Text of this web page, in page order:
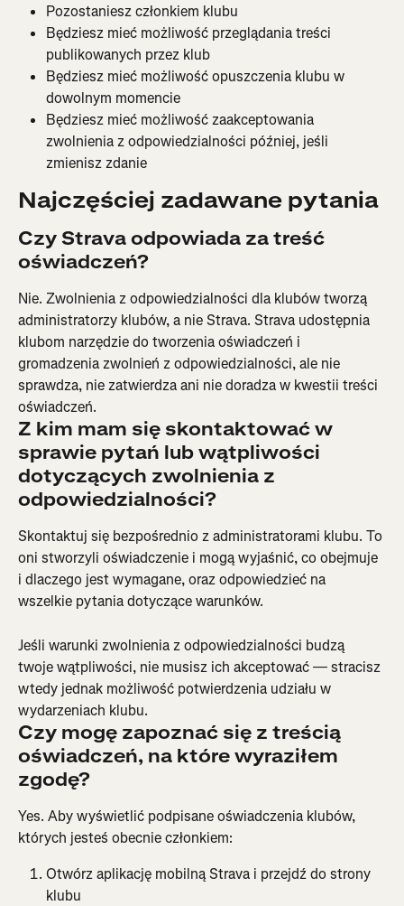
Pozostaniesz członkiem klubu
Będziesz mieć możliwość przeglądania treści
publikowanych przez klub
Będziesz mieć możliwość opuszczenia klubu w
dowolnym momencie
Będziesz mieć możliwość zaakceptowania
zwolnienia z odpowiedzialności później, jeśli
zmienisz zdanie
Najczęściej zadawane pytania
Czy Strava odpowiada za treść
oświadczeń?
Nie. Zwolnienia z odpowiedzialności dla klubów tworzą
administratorzy klubów, a nie Strava. Strava udostępnia
klubom narzędzie do tworzenia oświadczeń i
gromadzenia zwolnień z odpowiedzialności, ale nie
sprawdza, nie zatwierdza ani nie doradza w kwestii treści
oświadczeń.
Z kim mam się skontaktować w
sprawie pytań lub wątpliwości
dotyczących zwolnienia z
odpowiedzialności?
Skontaktuj się bezpośrednio z administratorami klubu. To
oni stworzyli oświadczenie i mogą wyjaśnić, co obejmuje
i dlaczego jest wymagane, oraz odpowiedzieć na
wszelkie pytania dotyczące warunków.
Jeśli warunki zwolnienia z odpowiedzialności budzą
twoje wątpliwości, nie musisz ich akceptować — stracisz
wtedy jednak możliwość potwierdzenia udziału w
wydarzeniach klubu.
Czy mogę zapoznać się z treścią
oświadczeń, na które wyraziłem
zgodę?
Yes. Aby wyświetlić podpisane oświadczenia klubów,
których jesteś obecnie członkiem:
Otwórz aplikację mobilną Strava i przejdź do strony
klubu